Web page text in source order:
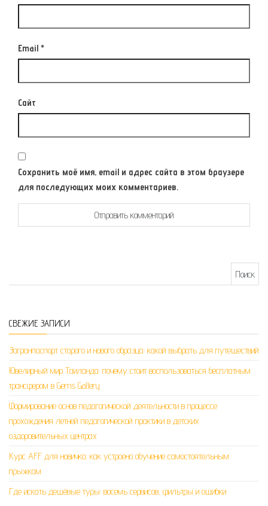
Email *
Сайт
Сохранить моё имя, email и адрес сайта в этом браузере
для последующих моих комментариев.
СВЕЖИЕ ЗАПИСИ
Загранпаспорт старого и нового образца: какой выбрать для путешествий
Ювелирный мир Таиланда: почему стоит воспользоваться бесплатным
трансфером в Gems Gallery
Формирование основ педагогической деятельности в процессе
прохождения летней педагогической практики в детских
оздоровительных центрах
Курс AFF для новичка: как устроено обучение самостоятельным
прыжкам
Где искать дешёвые туры: восемь сервисов, фильтры и ошибки